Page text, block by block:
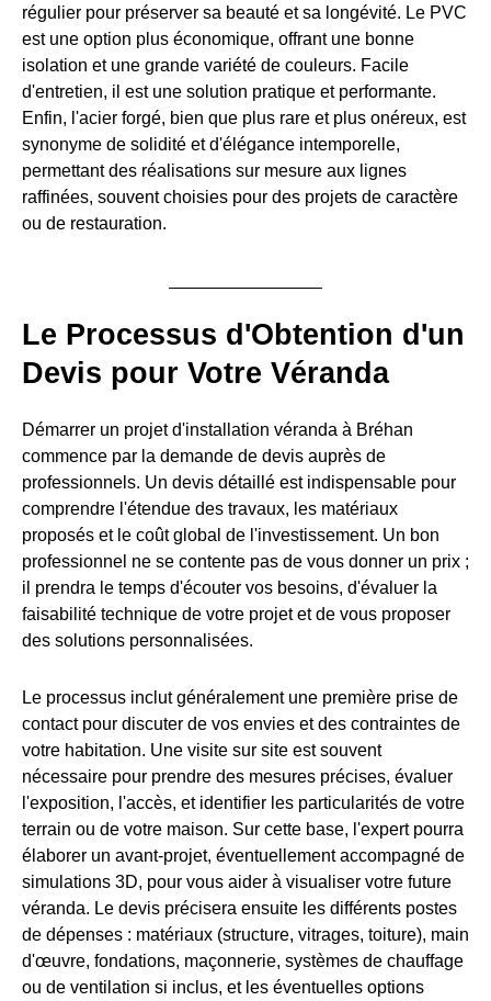
régulier pour préserver sa beauté et sa longévité. Le PVC
est une option plus économique, offrant une bonne
isolation et une grande variété de couleurs. Facile
d'entretien, il est une solution pratique et performante.
Enfin, l'acier forgé, bien que plus rare et plus onéreux, est
synonyme de solidité et d'élégance intemporelle,
permettant des réalisations sur mesure aux lignes
raffinées, souvent choisies pour des projets de caractère
ou de restauration.
Le Processus d'Obtention d'un
Devis pour Votre Véranda
Démarrer un projet d'installation véranda à Bréhan
commence par la demande de devis auprès de
professionnels. Un devis détaillé est indispensable pour
comprendre l'étendue des travaux, les matériaux
proposés et le coût global de l'investissement. Un bon
professionnel ne se contente pas de vous donner un prix ;
il prendra le temps d'écouter vos besoins, d'évaluer la
faisabilité technique de votre projet et de vous proposer
des solutions personnalisées.
Le processus inclut généralement une première prise de
contact pour discuter de vos envies et des contraintes de
votre habitation. Une visite sur site est souvent
nécessaire pour prendre des mesures précises, évaluer
l'exposition, l'accès, et identifier les particularités de votre
terrain ou de votre maison. Sur cette base, l'expert pourra
élaborer un avant-projet, éventuellement accompagné de
simulations 3D, pour vous aider à visualiser votre future
véranda. Le devis précisera ensuite les différents postes
de dépenses : matériaux (structure, vitrages, toiture), main
d'œuvre, fondations, maçonnerie, systèmes de chauffage
ou de ventilation si inclus, et les éventuelles options